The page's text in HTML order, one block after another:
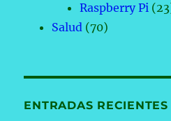
Raspberry Pi
Salud (70)
ENTRADAS RECIENTES